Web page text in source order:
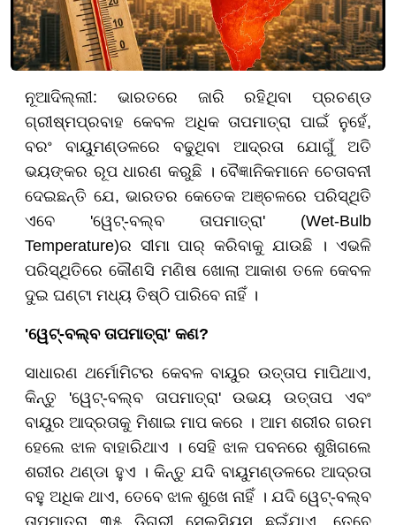
ନୂଆଦିଲ୍ଲୀ: ଭାରତରେ ଜାରି ରହିଥିବା ପ୍ରଚଣ୍ଡ
ଗ୍ରୀଷ୍ମପ୍ରବାହ କେବଳ ଅଧିକ ତାପମାତ୍ରା ପାଇଁ ନୁହେଁ,
ବରଂ ବାୟୁମଣ୍ଡଳରେ ବଢୁଥିବା ଆଦ୍ରତା ଯୋଗୁଁ ଅତି
ଭୟଙ୍କର ରୂପ ଧାରଣ କରୁଛି । ବୈଜ୍ଞାନିକମାନେ ଚେତାବନୀ
ଦେଇଛନ୍ତି ଯେ, ଭାରତର କେତେକ ଅଞ୍ଚଳରେ ପରିସ୍ଥିତି
ଏବେ 'ୱେଟ୍-ବଲ୍ବ ତାପମାତ୍ରା' (Wet-Bulb
Temperature)ର ସୀମା ପାର୍ କରିବାକୁ ଯାଉଛି । ଏଭଳି
ପରିସ୍ଥିତିରେ କୌଣସି ମଣିଷ ଖୋଲା ଆକାଶ ତଳେ କେବଳ
ଦୁଇ ଘଣ୍ଟା ମଧ୍ୟ ତିଷ୍ଠି ପାରିବେ ନାହିଁ ।
'ୱେଟ୍-ବଲ୍ବ ତାପମାତ୍ରା' କଣ?
ସାଧାରଣ ଥର୍ମୋମିଟର କେବଳ ବାୟୁର ଉତ୍ତାପ ମାପିଥାଏ,
କିନ୍ତୁ 'ୱେଟ୍-ବଲ୍ବ ତାପମାତ୍ରା' ଉଭୟ ଉତ୍ତାପ ଏବଂ
ବାୟୁର ଆଦ୍ରତାକୁ ମିଶାଇ ମାପ କରେ । ଆମ ଶରୀର ଗରମ
ହେଲେ ଝାଳ ବାହାରିଥାଏ । ସେହି ଝାଳ ପବନରେ ଶୁଖିଗଲେ
ଶରୀର ଥଣ୍ଡା ହୁଏ । କିନ୍ତୁ ଯଦି ବାୟୁମଣ୍ଡଳରେ ଆଦ୍ରତା
ବହୁ ଅଧିକ ଥାଏ, ତେବେ ଝାଳ ଶୁଖେ ନାହିଁ । ଯଦି ୱେଟ୍-ବଲ୍ବ